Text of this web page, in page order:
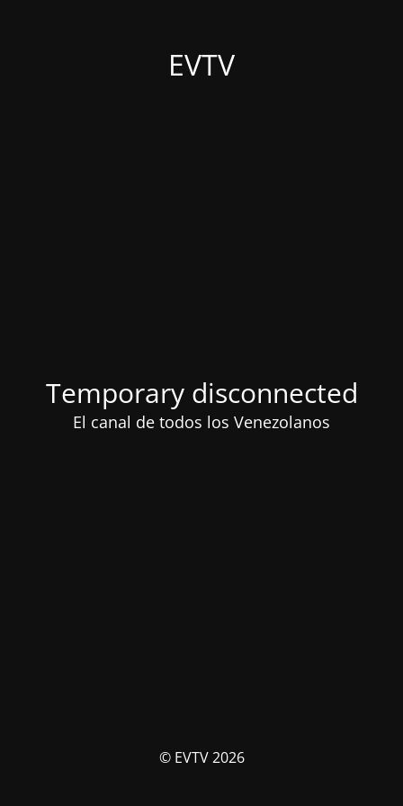
EVTV
Temporary disconnected
El canal de todos los Venezolanos
© EVTV 2026